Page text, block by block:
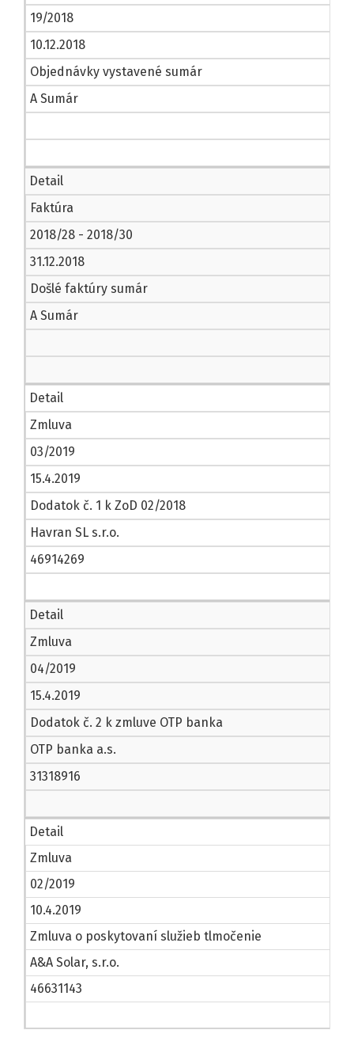
19/2018
10.12.2018
Objednávky vystavené sumár
A Sumár
Detail
Faktúra
2018/28 - 2018/30
31.12.2018
Došlé faktúry sumár
A Sumár
Detail
Zmluva
03/2019
15.4.2019
Dodatok č. 1 k ZoD 02/2018
Havran SL s.r.o.
46914269
Detail
Zmluva
04/2019
15.4.2019
Dodatok č. 2 k zmluve OTP banka
OTP banka a.s.
31318916
Detail
Zmluva
02/2019
10.4.2019
Zmluva o poskytovaní služieb tlmočenie
A&A Solar, s.r.o.
46631143